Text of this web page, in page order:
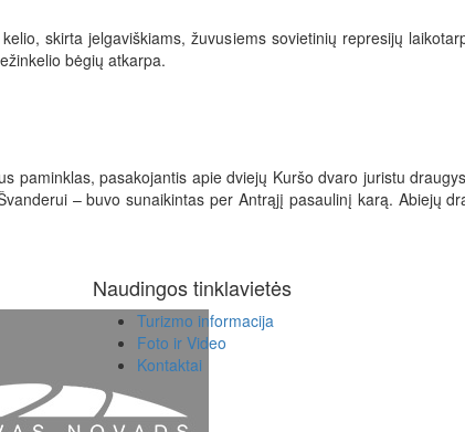
skirta jelgaviškiams, žuvusiems sovietinių represijų
bėgių atkarpa.
paminklas, pasakojantis apie dviejų Kuršo dvaro juristu
– buvo sunaikintas per Antrąjį pasaulinį karą. Abiejų
Naudingos tinklavietės
Turizmo informacija
Foto ir Video
Kontaktai